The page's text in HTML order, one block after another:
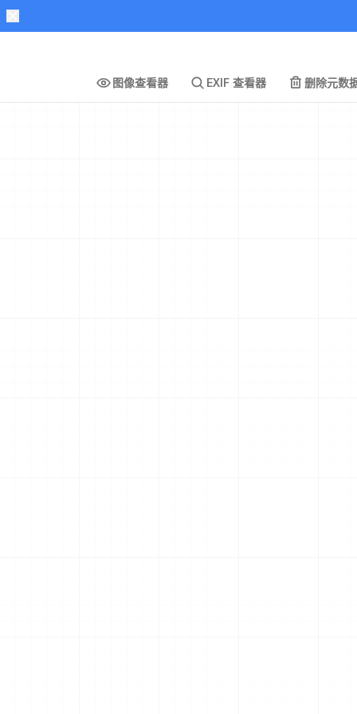
图像查看器 EXIF 查看器 删除元数